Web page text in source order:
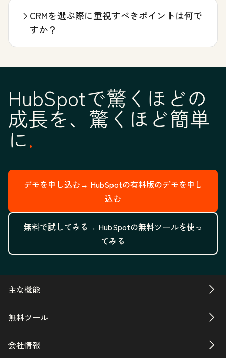
CRMを選ぶ際に重視すべきポイントは何で
すか？
HubSpotで驚くほどの
成長を、驚くほど簡単
に
デモを申し込む→ HubSpotの有料版のデモを申し
込む
無料で試してみる→ HubSpotの無料ツールを使っ
てみる
主な機能
無料ツール
会社情報